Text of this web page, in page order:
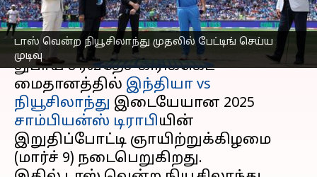
டாஸ் வென்ற நியூசிலாந்து முதலில் பேட்டிங் செய்ய
முடிவு
செய்தி முன்னோட்டம்
துபாய் சர்வதேச கிரிக்கெட்
மைதானத்தில் இந்தியா vs
நியூசிலாந்து இடையேயான 2025
சாம்பியன்ஸ் டிராபியின்
இறுதிப்போட்டி ஞாயிற்றுக்கிழமை
(மார்ச் 9) நடைபெறுகிறது.